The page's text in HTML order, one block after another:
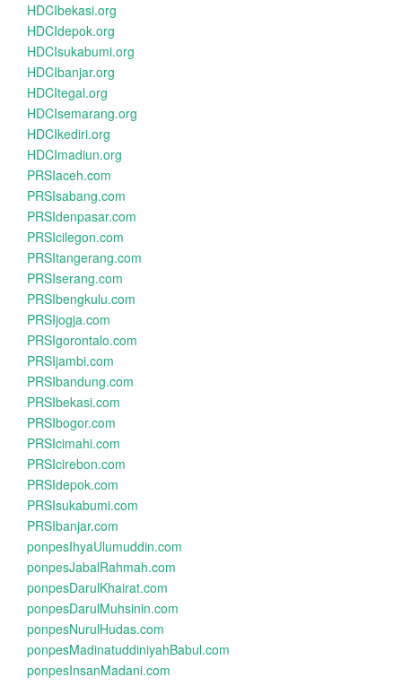
HDCIbekasi.org
HDCIdepok.org
HDCIsukabumi.org
HDCIbanjar.org
HDCItegal.org
HDCIsemarang.org
HDCIkediri.org
HDCImadiun.org
PRSIaceh.com
PRSIsabang.com
PRSIdenpasar.com
PRSIcilegon.com
PRSItangerang.com
PRSIserang.com
PRSIbengkulu.com
PRSIjogja.com
PRSIgorontalo.com
PRSIjambi.com
PRSIbandung.com
PRSIbekasi.com
PRSIbogor.com
PRSIcimahi.com
PRSIcirebon.com
PRSIdepok.com
PRSIsukabumi.com
PRSIbanjar.com
ponpesIhyaUlumuddin.com
ponpesJabalRahmah.com
ponpesDarulKhairat.com
ponpesDarulMuhsinin.com
ponpesNurulHudas.com
ponpesMadinatuddiniyahBabul.com
ponpesInsanMadani.com